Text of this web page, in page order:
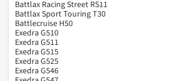
Battlax Racing Street RS11
Battlax Sport Touring T30
Battlecruise H50
Exedra G510
Exedra G511
Exedra G515
Exedra G525
Exedra G546